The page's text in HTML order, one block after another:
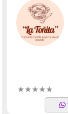
★★★★★